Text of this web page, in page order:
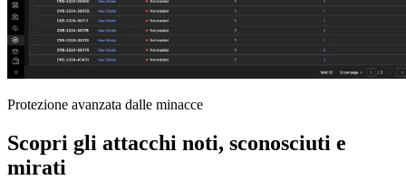
Protezione avanzata dalle minacce
Scopri gli attacchi noti, sconosciuti e
mirati